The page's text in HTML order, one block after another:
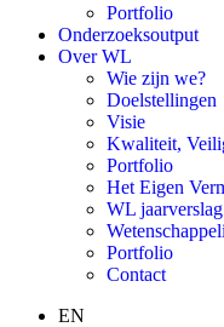
Portfolio
Onderzoeksoutput
Over WL
Wie zijn we?
Doelstellingen
Visie
Kwaliteit,
Portfolio
Het Eigen
WL jaarverslag
Portfolio
Contact
EN